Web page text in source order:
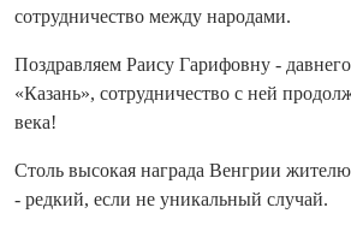
сотрудничество между народами.
Поздравляем Раису Гарифовну -
«Казань», сотрудничество с ней
века!
Столь высокая награда Венгрии
- редкий, если не уникальный случай.